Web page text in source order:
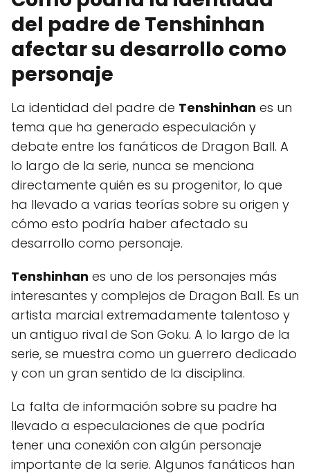
del padre de Tenshinhan
afectar su desarrollo como
personaje
La identidad del padre de Tenshinhan es un
tema que ha generado especulación y
debate entre los fanáticos de Dragon Ball. A
lo largo de la serie, nunca se menciona
directamente quién es su progenitor, lo que
ha llevado a varias teorías sobre su origen y
cómo esto podría haber afectado su
desarrollo como personaje.
Tenshinhan es uno de los personajes más
interesantes y complejos de Dragon Ball. Es un
artista marcial extremadamente talentoso y
un antiguo rival de Son Goku. A lo largo de la
serie, se muestra como un guerrero dedicado
y con un gran sentido de la disciplina.
La falta de información sobre su padre ha
llevado a especulaciones de que podría
tener una conexión con algún personaje
importante de la serie. Algunos fanáticos han